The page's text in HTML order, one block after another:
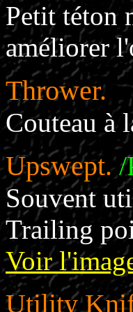
Petit téton
améliorer
Thrower.
Couteau à
Upswept. /
Souvent
Trailing
Voir
Utility